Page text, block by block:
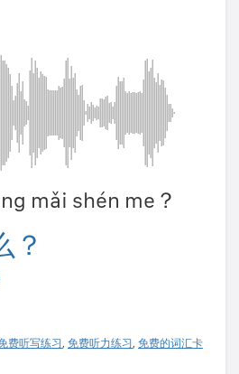
mǎi shén me？
？
费听写练习 , 免费听力练习 , 免费的词汇卡